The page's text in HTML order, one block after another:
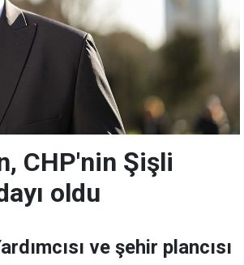
CHP'nin Şişli
oldu
ve şehir plancısı